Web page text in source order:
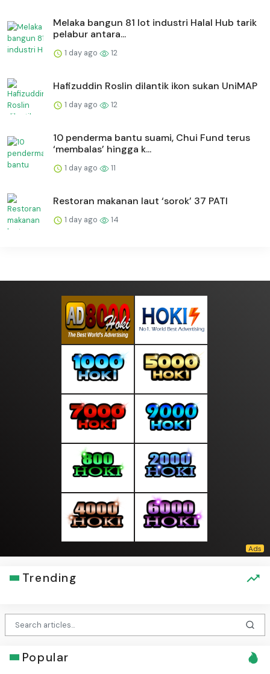
Melaka bangun 81 lot industri Halal Hub tarik
pelabur antara...
1 day ago 12
Hafizuddin Roslin dilantik ikon sukan UniMAP
1 day ago 12
10 penderma bantu suami, Chui Fund terus
‘membalas’ hingga k...
1 day ago 11
Restoran makanan laut ‘sorok’ 37 PATI
1 day ago 14
Trending
Popular